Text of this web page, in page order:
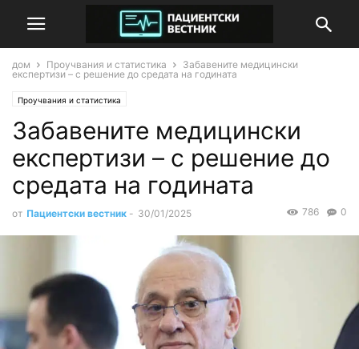
дом Проучвания и статистика
Забавените медицински
експертизи – с решение до средата на годината
Проучвания и статистика
Забавените медицински
експертизи – с решение до
средата на годината
от Пациентски вестник - 30/01/2025 0
786